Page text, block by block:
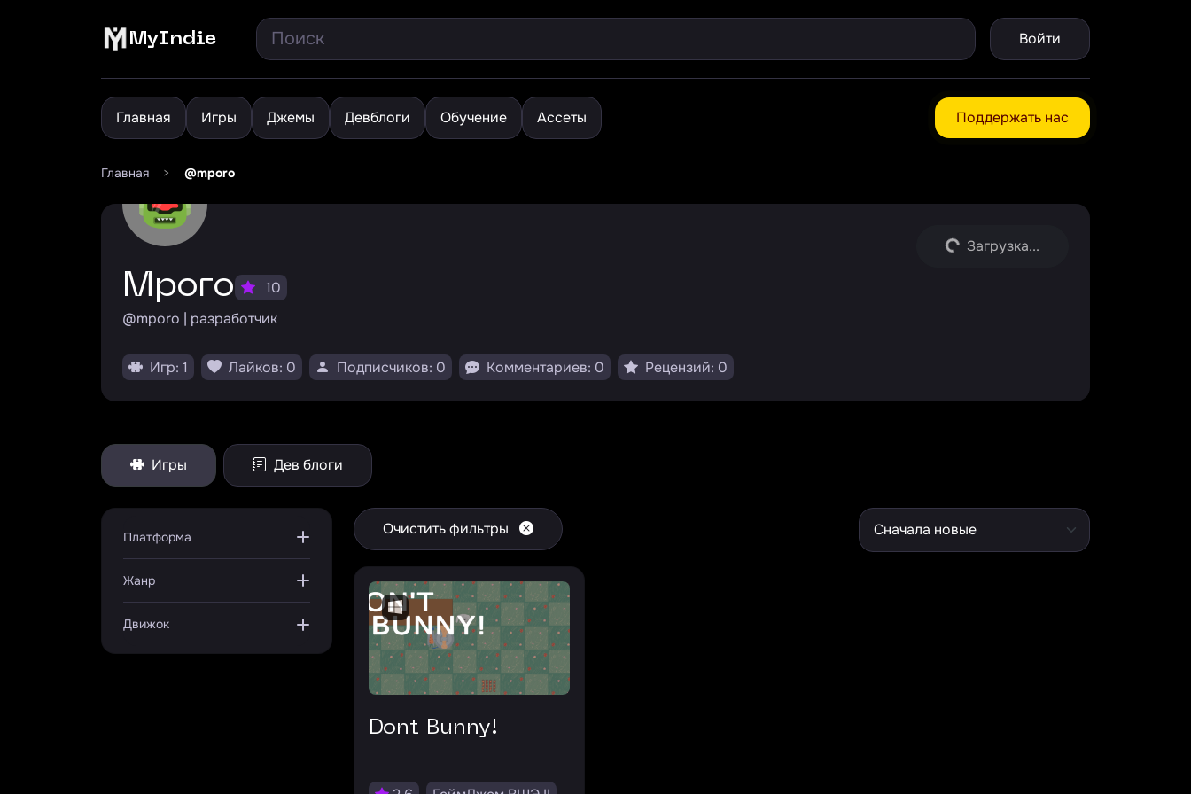
MyIndie Войти
Главная Игры Джемы Девблоги Обучение Ассеты Поддержать нас
Главная > @mporo
Загрузка...
mporo
10
@mporo | разработчик
Игр: 1 Лайков: 0 Подписчиков: 0 Комментариев: 0 Рецензий: 0
Игры Дев блоги
Платформа
Жанр
Движок
Очистить фильтры
Dont Bunny!